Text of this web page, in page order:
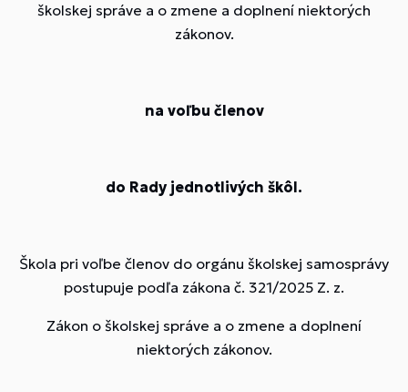
školskej správe a o zmene a doplnení niektorých
zákonov.
na voľbu členov
do Rady jednotlivých škôl.
Škola pri voľbe členov do orgánu školskej samosprávy
postupuje podľa zákona č. 321/2025 Z. z.
Zákon o školskej správe a o zmene a doplnení
niektorých zákonov.